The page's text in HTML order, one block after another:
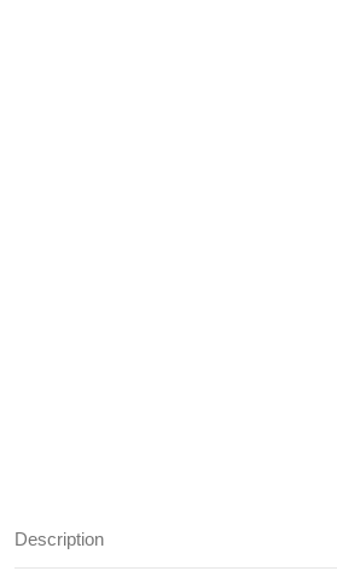
Description